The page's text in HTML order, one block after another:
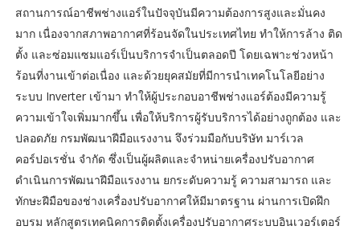
สถานการณ์อาชีพช่างแอร์ในปัจจุบันมีความต้องการสูงและมั่นคง
มาก เนื่องจากสภาพอากาศที่ร้อนจัดในประเทศไทย ทำให้การล้าง ติด
ตั้ง และซ่อมแซมแอร์เป็นบริการจำเป็นตลอดปี โดยเฉพาะช่วงหน้า
ร้อนที่งานเข้าต่อเนื่อง และด้วยยุคสมัยที่มีการนำเทคโนโลยีอย่าง
ระบบ Inverter เข้ามา ทำให้ผู้ประกอบอาชีพช่างแอร์ต้องมีความรู้
ความเข้าใจเพิ่มมากขึ้น เพื่อให้บริการผู้รับบริการได้อย่างถูกต้อง และ
ปลอดภัย กรมพัฒนาฝีมือแรงงาน จึงร่วมมือกับบริษัท มาร์เวล
คอร์ปอเรชั่น จำกัด ซึ่งเป็นผู้ผลิตและจำหน่ายเครื่องปรับอากาศ
ดำเนินการพัฒนาฝีมือแรงงาน ยกระดับความรู้ ความสามารถ และ
ทักษะฝีมือของช่างเครื่องปรับอากาศให้มีมาตรฐาน ผ่านการเปิดฝึก
อบรม หลักสูตรเทคนิคการติดตั้งเครื่องปรับอากาศระบบอินเวอร์เตอร์